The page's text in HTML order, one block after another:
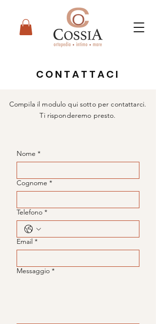
CONTATTACI
Compila il modulo qui sotto per contattarci.
Ti risponderemo presto.
Nome *
Cognome *
Telefono *
Email *
Messaggio *